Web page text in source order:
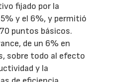
fijado por la
y el 6%, y permitió
puntos básicos.
de un 6% en
sobre todo al efecto
y la